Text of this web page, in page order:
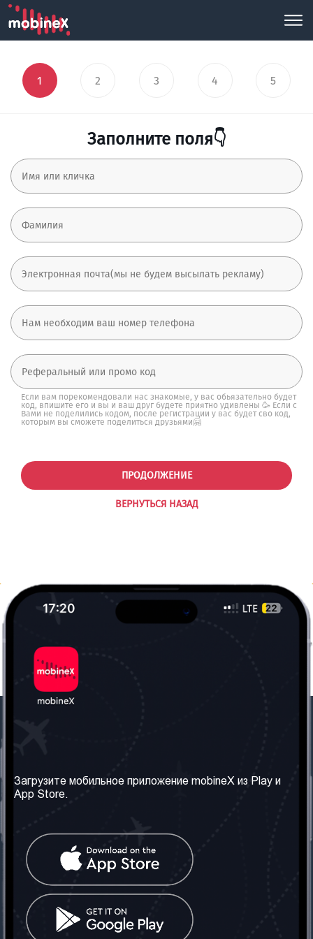
1 2 3 4 5
Заполните поля👇
Если вам порекомендовали нас знакомые, у вас обьязательно будет
код, впишите его и вы и ваш друг будете приятно удивлены 🥳 Если с
Вами не поделились кодом, после регистрации у вас будет сво код,
которым вы сможете поделиться друзьями🤗
ВЕРНУТЬСЯ НАЗАД
ПРОДОЛЖЕНИЕ
Наши сервисы
Правила и Условия
Часто задаваемые
вопросы
Контакт
Грузия: Тбилиси
Телефон: +442030340050
Социальные сети
Загрузите мобильное приложение mobineX из Play и
App Store.